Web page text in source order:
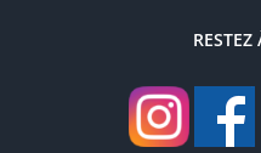
RESTEZ